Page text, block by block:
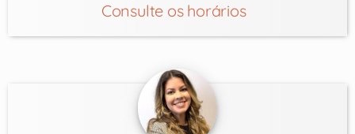
Consulte os horários